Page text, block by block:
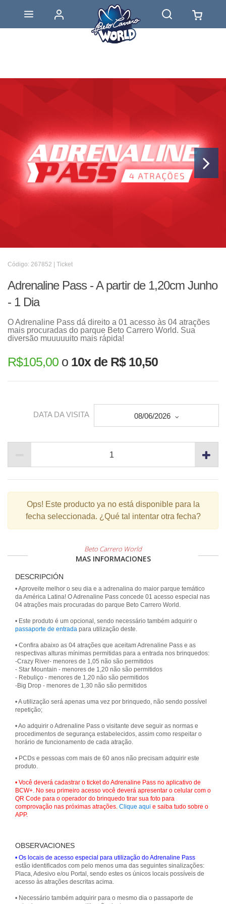
Código: 267852 | Ticket
Adrenaline Pass - A partir de 1,20cm Junho
- 1 Dia
O Adrenaline Pass dá direito a 01 acesso às 04 atrações
mais procuradas do parque Beto Carrero World. Sua
diversão muuuuuito mais rápida!
R$105,00 o 10x de R$ 10,50
DATA DA VISITA 08/06/2026
Ops! Este producto ya no está disponible para la
fecha seleccionada. ¿Qué tal intentar otra fecha?
Beto Carrero World
MAS INFORMACIONES
DESCRIPCIÓN
• Aproveite melhor o seu dia e a adrenalina do maior parque temático
da América Latina! O Adrenaline Pass concede 01 acesso especial nas
04 atrações mais procuradas do parque Beto Carrero World.
• Este produto é um opcional, sendo necessário também adquirir o
passaporte de entrada para utilização deste.
• Confira abaixo as 04 atrações que aceitam Adrenaline Pass e as
respectivas alturas mínimas permitidas para a entrada nos brinquedos:
-Crazy River- menores de 1,05 não são permitidos
- Star Mountain - menores de 1,20 não são permitidos
- Rebuliço - menores de 1,20 não são permitidos
-Big Drop - menores de 1,30 não são permitidos
• A utilização será apenas uma vez por brinquedo, não sendo possível
repetição;
• Ao adquirir o Adrenaline Pass o visitante deve seguir as normas e
procedimentos de segurança estabelecidos, assim como respeitar o
horário de funcionamento de cada atração.
• PCDs e pessoas com mais de 60 anos não precisam adquirir este
produto.
• Você deverá cadastrar o ticket do Adrenaline Pass no aplicativo de
BCW+. No seu primeiro acesso você deverá apresentar o celular com o
QR Code para o operador do brinquedo tirar sua foto para
comprovação nas próximas atrações. Clique aqui e saiba tudo sobre o
APP.
OBSERVACIONES
• Os locais de acesso especial para utilização do Adrenaline Pass
estão identificados com pelo menos uma das seguintes sinalizações:
Placa, Adesivo e/ou Portal, sendo estes os únicos locais possíveis de
acesso às atrações descritas acima.
• Necessário também adquirir para o mesmo dia o passaporte de